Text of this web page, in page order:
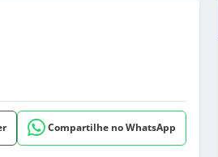
Compartilhe no WhatsApp